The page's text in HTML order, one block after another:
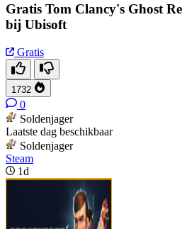
Gratis Tom Clancy's Ghost
bij Ubisoft
Gratis
1732
0
Soldenjager
Laatste dag beschikbaar
Soldenjager
Steam
1d